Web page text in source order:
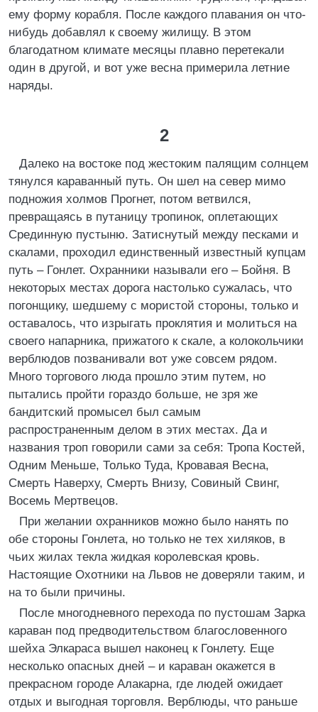
ему форму корабля. После каждого плавания он что-
нибудь добавлял к своему жилищу. В этом
благодатном климате месяцы плавно перетекали
один в другой, и вот уже весна примерила летние
наряды.
2
Далеко на востоке под жестоким палящим солнцем
тянулся караванный путь. Он шел на север мимо
подножия холмов Прогнет, потом ветвился,
превращаясь в путаницу тропинок, оплетающих
Срединную пустыню. Затиснутый между песками и
скалами, проходил единственный известный купцам
путь – Гонлет. Охранники называли его – Бойня. В
некоторых местах дорога настолько сужалась, что
погонщику, шедшему с мористой стороны, только и
оставалось, что изрыгать проклятия и молиться на
своего напарника, прижатого к скале, а колокольчики
верблюдов позванивали вот уже совсем рядом.
Много торгового люда прошло этим путем, но
пытались пройти гораздо больше, не зря же
бандитский промысел был самым
распространенным делом в этих местах. Да и
названия троп говорили сами за себя: Тропа Костей,
Одним Меньше, Только Туда, Кровавая Весна,
Смерть Наверху, Смерть Внизу, Совиный Свинг,
Восемь Мертвецов.
При желании охранников можно было нанять по
обе стороны Гонлета, но только не тех хиляков, в
чьих жилах текла жидкая королевская кровь.
Настоящие Охотники на Львов не доверяли таким, и
на то были причины.
После многодневного перехода по пустошам Зарка
караван под предводительством благословенного
шейха Элкараса вышел наконец к Гонлету. Еще
несколько опасных дней – и караван окажется в
прекрасном городе Алакарна, где людей ожидает
отдых и выгодная торговля. Верблюды, что раньше